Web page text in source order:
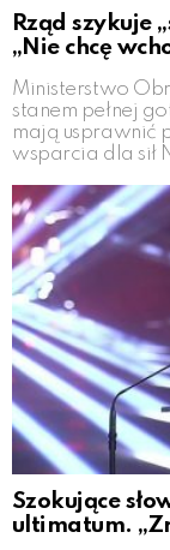
Rząd szykuje
„Nie chcę
Ministerstwo
stanem pełnej
mają usprawnić
wsparcia dla sił
Szokujące
ultimatum.